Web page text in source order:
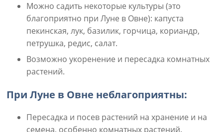
Можно садить некоторые культуры (это
благоприятно при Луне в Овне): капуста
пекинская, лук, базилик, горчица, кориандр,
петрушка, редис, салат.
Возможно укоренение и пересадка комнатных
растений.
При Луне в Овне неблагоприятны:
Пересадка и посев растений на хранение и на
семена, особенно комнатных растений.